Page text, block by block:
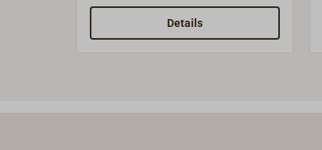
die Montage an einer Speiche
oder am Aussenring (D = ca. 20
Details